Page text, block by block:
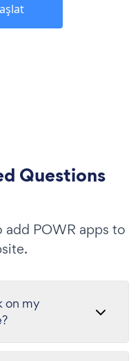
Questions
POWR apps to
on my